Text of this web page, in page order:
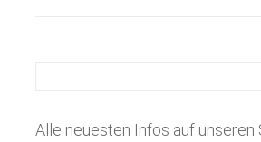
Alle neuesten Infos auf unseren